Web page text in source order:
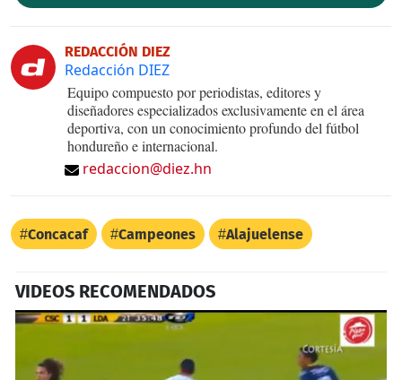
REDACCIÓN DIEZ
Redacción DIEZ
Equipo compuesto por periodistas, editores y
diseñadores especializados exclusivamente en el área
deportiva, con un conocimiento profundo del fútbol
hondureño e internacional.
redaccion@diez.hn
Concacaf Campeones Alajuelense
VIDEOS RECOMENDADOS